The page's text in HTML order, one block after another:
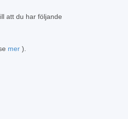
att du har följande
mer ).